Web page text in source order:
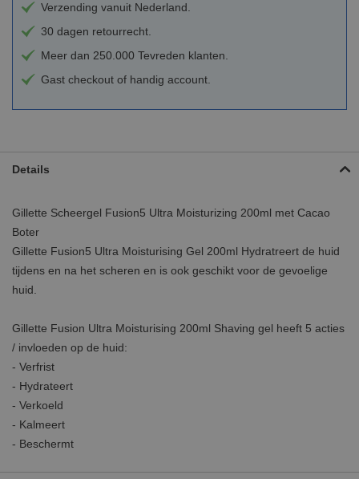
Verzending vanuit Nederland.
30 dagen retourrecht.
Meer dan 250.000 Tevreden klanten.
Gast checkout of handig account.
Details
Gillette Scheergel Fusion5 Ultra Moisturizing 200ml met Cacao
Boter
Gillette Fusion5 Ultra Moisturising Gel 200ml Hydratreert de huid
tijdens en na het scheren en is ook geschikt voor de gevoelige
huid.
Gillette Fusion Ultra Moisturising 200ml Shaving gel heeft 5 acties
/ invloeden op de huid:
- Verfrist
- Hydrateert
- Verkoeld
- Kalmeert
- Beschermt